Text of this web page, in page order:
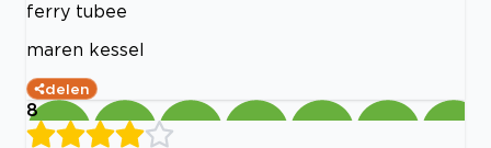
ferry tubee
maren kessel
delen
8